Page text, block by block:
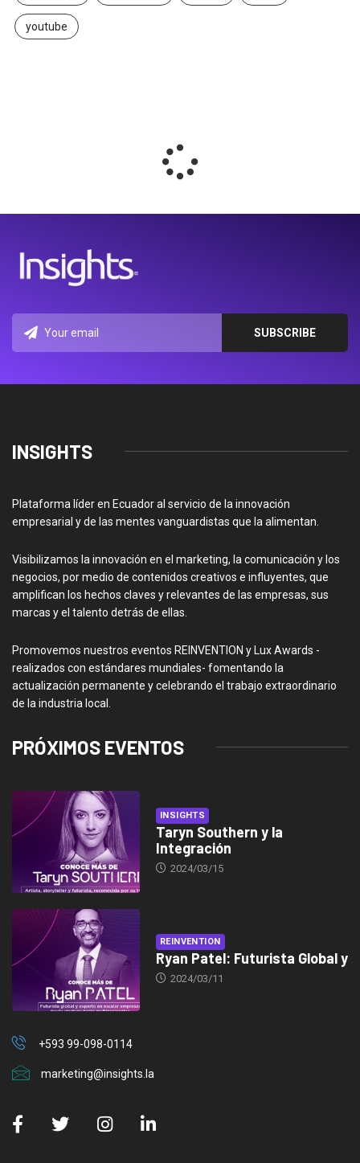
youtube
INSIGHTS
Plataforma líder en Ecuador al servicio de la innovación
empresarial y de las mentes vanguardistas que la alimentan.
Visibilizamos la innovación en el marketing, la comunicación y los
negocios, por medio de contenidos creativos e influyentes, que
amplifican los hechos claves y relevantes de las empresas, sus
marcas y el talento detrás de ellas.
Promovemos nuestros eventos REINVENTION y Lux Awards -
realizados con estándares mundiales- fomentando la
actualización permanente y celebrando el trabajo extraordinario
de la industria local.
PRÓXIMOS EVENTOS
INSIGHTS
Taryn Southern y la
Integración
2024/03/15
REINVENTION
Ryan Patel: Futurista Global y
2024/03/11
+593 99-098-0114
marketing@insights.la